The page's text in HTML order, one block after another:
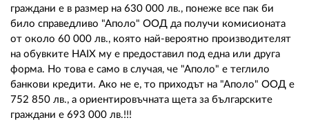
граждани е в размер на 630 000 лв., понеже все пак би
било справедливо "Аполо" ООД да получи комисионата
от около 60 000 лв., която най-вероятно производителят
на обувките HAIX му е предоставил под една или друга
форма. Но това е само в случая, че "Аполо" е теглило
банкови кредити. Ако не е, то приходът на "Аполо" ООД е
752 850 лв., а ориентировъчната щета за българските
граждани е 693 000 лв.!!!